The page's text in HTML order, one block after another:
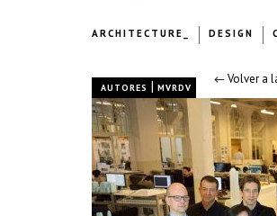
ARCHITECTURE_ DESIGN
AUTORES | MVRDV
← Volver a